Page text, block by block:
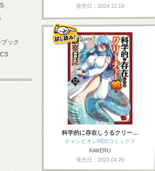
発売日：2024.12.19
科学的に存在しうるクリー…
チャンピオンREDコミックス
KAKERU
発売日：2023.04.20
ック